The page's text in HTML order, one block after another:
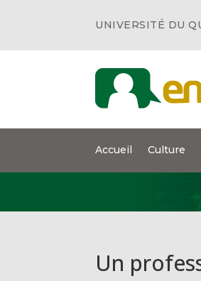
UNIVERSITÉ DU
Accueil Culture
Un